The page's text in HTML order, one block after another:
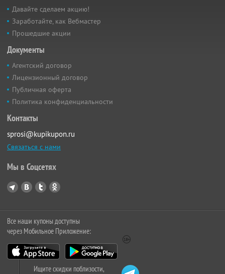
Давайте сделаем акцию!
Заработайте, как Вебмастер
Прошедшие акции
Документы
Агентский договор
Лицензионный договор
Публичная оферта
Политика конфиденциальности
Контакты
sprosi@kupikupon.ru
Связаться с нами
Мы в Соцсетях
Все наши купоны доступны
через Мобильное Приложение:
Ищите скидки поблизости,